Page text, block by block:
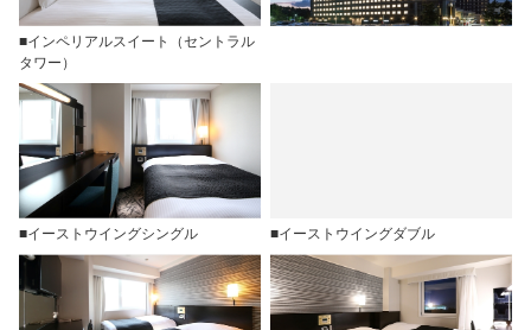
■インペリアルスイート（セントラル
タワー）
■イーストウイングシングル ■イーストウイングダブル